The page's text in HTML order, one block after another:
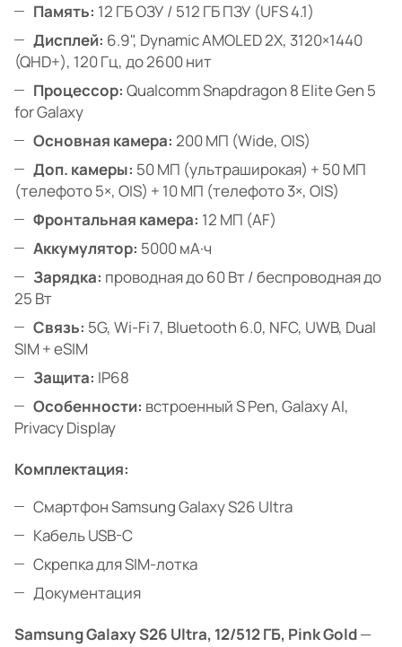
Память: 12 ГБ ОЗУ / 512 ГБ ПЗУ (UFS 4.1)
Дисплей: 6.9", Dynamic AMOLED 2X, 3120×1440
(QHD+), 120 Гц, до 2600 нит
Процессор: Qualcomm Snapdragon 8 Elite Gen 5
for Galaxy
Основная камера: 200 МП (Wide, OIS)
Доп. камеры: 50 МП (ультраширокая) + 50 МП
(телефото 5×, OIS) + 10 МП (телефото 3×, OIS)
Фронтальная камера: 12 МП (AF)
Аккумулятор: 5000 мА·ч
Зарядка: проводная до 60 Вт / беспроводная до
25 Вт
Связь: 5G, Wi-Fi 7, Bluetooth 6.0, NFC, UWB, Dual
SIM + eSIM
Защита: IP68
Особенности: встроенный S Pen, Galaxy AI,
Privacy Display
Комплектация:
Смартфон Samsung Galaxy S26 Ultra
Кабель USB-C
Скрепка для SIM-лотка
Документация
Samsung Galaxy S26 Ultra, 12/512 ГБ, Pink Gold—